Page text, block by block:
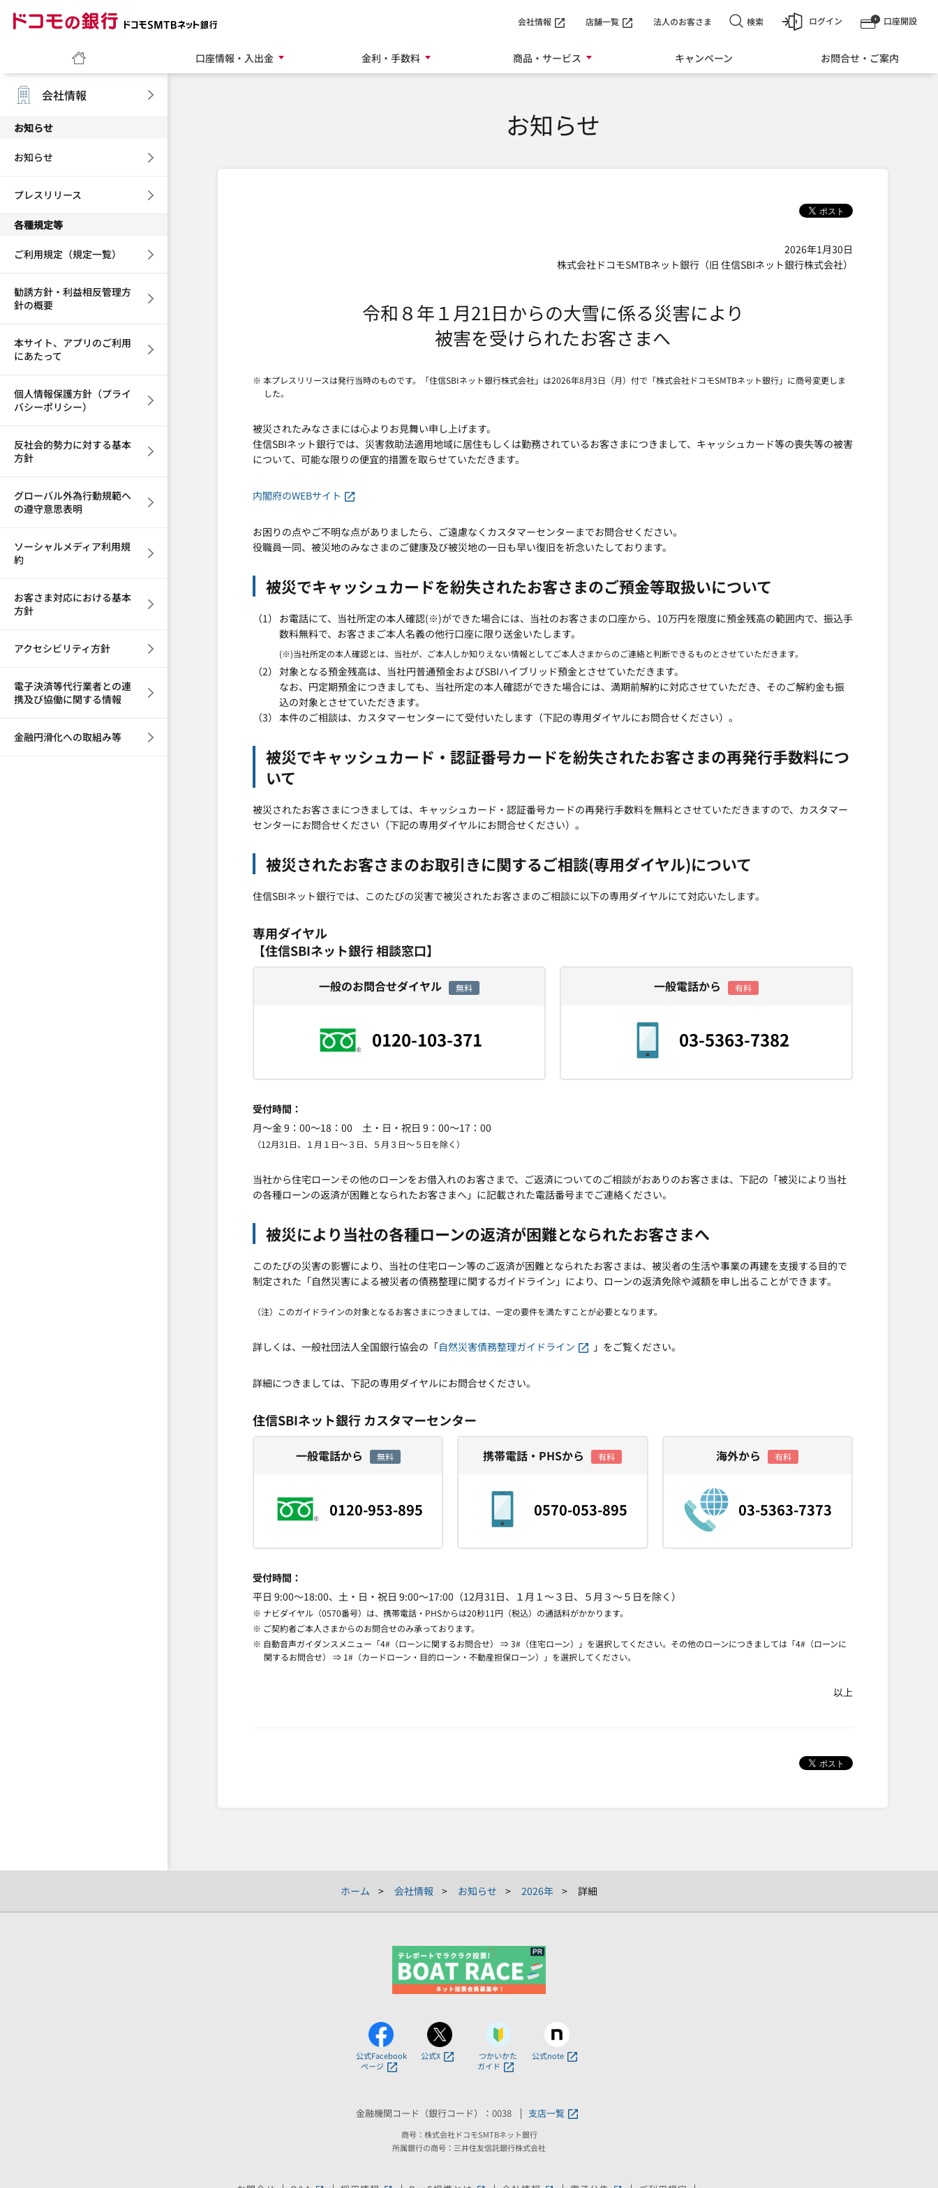
口座開設
ログイン
口座情報・入出金 金利・手数料 商品・サービス キャンペーン お問合せ・ご案内
会社情報 店舗一覧 法人のお客さま 検索
お知らせ
2026年1月30日
株式会社ドコモSMTBネット銀行（旧 住信SBIネット銀行株式会社）
令和８年１月21日からの大雪に係る災害により
被害を受けられたお客さまへ
※ 本プレスリリースは発行当時のものです。「住信SBIネット銀行株式会社」は2026年8月3日（月）付で「株式会社ドコモSMTBネット銀行」に商号変更しま
した。
被災されたみなさまには心よりお見舞い申し上げます。
住信SBIネット銀行では、災害救助法適用地域に居住もしくは勤務されているお客さまにつきまして、キャッシュカード等の喪失等の被害
について、可能な限りの便宜的措置を取らせていただきます。
内閣府のWEBサイト
お困りの点やご不明な点がありましたら、ご遠慮なくカスタマーセンターまでお問合せください。
役職員一同、被災地のみなさまのご健康及び被災地の一日も早い復旧を祈念いたしております。
被災でキャッシュカードを紛失されたお客さまのご預金等取扱いについて
お電話にて、当社所定の本人確認(※)ができた場合には、当社のお客さまの口座から、10万円を限度に預金残高の範囲内で、振込手
数料無料で、お客さまご本人名義の他行口座に限り送金いたします。
(※)当社所定の本人確認とは、当社が、ご本人しか知りえない情報としてご本人さまからのご連絡と判断できるものとさせていただきます。
対象となる預金残高は、当社円普通預金およびSBIハイブリッド預金とさせていただきます。
なお、円定期預金につきましても、当社所定の本人確認ができた場合には、満期前解約に対応させていただき、そのご解約金も振
込の対象とさせていただきます。
本件のご相談は、カスタマーセンターにて受付いたします（下記の専用ダイヤルにお問合せください）。
被災でキャッシュカード・認証番号カードを紛失されたお客さまの再発行手数料につ
いて
被災されたお客さまにつきましては、キャッシュカード・認証番号カードの再発行手数料を無料とさせていただきますので、カスタマー
センターにお問合せください（下記の専用ダイヤルにお問合せください）。
被災されたお客さまのお取引きに関するご相談(専用ダイヤル)について
住信SBIネット銀行では、このたびの災害で被災されたお客さまのご相談に以下の専用ダイヤルにて対応いたします。
専用ダイヤル
【住信SBIネット銀行 相談窓口】
一般のお問合せダイヤル 無料
0120-103-371
一般電話から 有料
03-5363-7382
受付時間
月～金 9：00～18：00 土・日・祝日 9：00～17：00
（12月31日、１月１日～３日、５月３日～５日を除く）
当社から住宅ローンその他のローンをお借入れのお客さまで、ご返済についてのご相談がおありのお客さまは、下記の「被災により当社
の各種ローンの返済が困難となられたお客さまへ」に記載された電話番号までご連絡ください。
被災により当社の各種ローンの返済が困難となられたお客さまへ
このたびの災害の影響により、当社の住宅ローン等のご返済が困難となられたお客さまは、被災者の生活や事業の再建を支援する目的で
制定された「自然災害による被災者の債務整理に関するガイドライン」により、ローンの返済免除や減額を申し出ることができます。
（注）このガイドラインの対象となるお客さまにつきましては、一定の要件を満たすことが必要となります。
詳しくは、一般社団法人全国銀行協会の「自然災害債務整理ガイドライン 」をご覧ください。
詳細につきましては、下記の専用ダイヤルにお問合せください。
住信SBIネット銀行 カスタマーセンター
一般電話から 無料
0120-953-895
携帯電話・PHSから 有料
0570-053-895
海外から 有料
03-5363-7373
受付時間
平日 9:00～18:00、土・日・祝日 9:00～17:00（12月31日、１月１～３日、５月３～５日を除く）
※ ナビダイヤル（0570番号）は、携帯電話・PHSからは20秒11円（税込）の通話料がかかります。
※ ご契約者ご本人さまからのお問合せのみ承っております。
※ 自動音声ガイダンスメニュー「4#（ローンに関するお問合せ） ⇒ 3#（住宅ローン）」を選択してください。その他のローンにつきましては「4#（ローンに
関するお問合せ） ⇒ 1#（カードローン・目的ローン・不動産担保ローン）」を選択してください。
以上
会社情報
お知らせ
お知らせ
プレスリリース
各種規定等
ご利用規定（規定一覧）
勧誘方針・利益相反管理方
針の概要
本サイト、アプリのご利用
にあたって
個人情報保護方針（プライ
バシーポリシー）
反社会的勢力に対する基本
方針
グローバル外為行動規範へ
の遵守意思表明
ソーシャルメディア利用規
約
お客さま対応における基本
方針
アクセシビリティ方針
電子決済等代行業者との連
携及び協働に関する情報
金融円滑化への取組み等
ホーム 会社情報 お知らせ 2026年 詳細
公式Facebook
ページ
公式X
つかいかた
ガイド
公式note
金融機関コード（銀行コード）：0038 支店一覧
商号：株式会社ドコモSMTBネット銀行
所属銀行の商号：三井住友信託銀行株式会社